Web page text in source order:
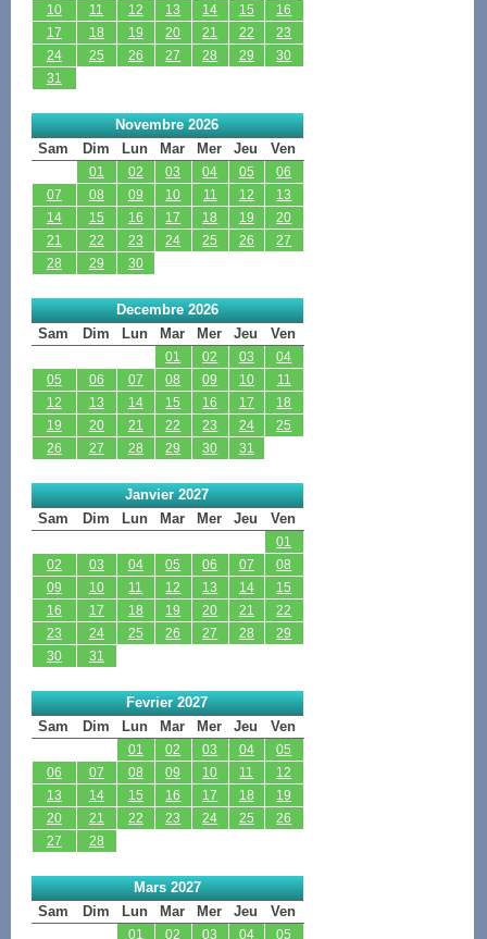
10
11 12 13 14 15
16
17
18 19 20 21 22
23
24
25 26 27 28 29
30
31
Novembre 2026
Sam
Dim Lun Mar Mer Jeu Ven
01 02 03 04 05
06
07
08 09 10 11 12
13
14
15 16 17 18 19
20
21
22 23 24 25 26
27
28
29 30
Decembre 2026
Sam
Dim Lun Mar Mer Jeu Ven
01 02 03
04
05
06 07 08 09 10
11
12
13 14 15 16 17
18
19
20 21 22 23 24
25
26
27 28 29 30 31
Janvier 2027
Sam
Dim Lun Mar Mer Jeu Ven
01
02
03 04 05 06 07
08
09
10 11 12 13 14
15
16
17 18 19 20 21
22
23
24 25 26 27 28
29
30
31
Fevrier 2027
Sam
Dim Lun Mar Mer Jeu Ven
01 02 03 04
05
06
07 08 09 10 11
12
13
14 15 16 17 18
19
20
21 22 23 24 25
26
27
28
Mars 2027
Sam
Dim Lun Mar Mer Jeu Ven
01 02 03 04
05